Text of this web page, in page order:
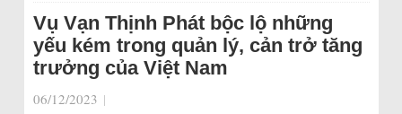
Vụ Vạn Thịnh Phát bộc lộ những
yếu kém trong quản lý, cản trở tăng
trưởng của Việt Nam
06/12/2023 |